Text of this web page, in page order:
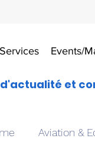
Services Events/
d'actualité et
Aviation &